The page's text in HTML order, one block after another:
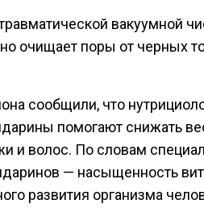
вакуумной
очищает поры от черных
сообщили, что
помогают снижать
и волос. По словам
— насыщенность
развития организма